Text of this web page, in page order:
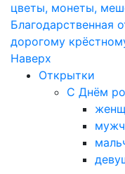
цветы, монеты,
Благодарственная
дорогому
Наверх
Открытки
С Днём